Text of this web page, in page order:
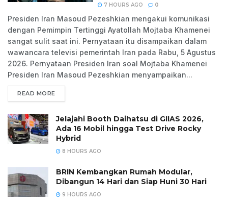
7 HOURS AGO
0
Presiden Iran Masoud Pezeshkian mengakui komunikasi
dengan Pemimpin Tertinggi Ayatollah Mojtaba Khamenei
sangat sulit saat ini. Pernyataan itu disampaikan dalam
wawancara televisi pemerintah Iran pada Rabu, 5 Agustus
2026. Pernyataan Presiden Iran soal Mojtaba Khamenei
Presiden Iran Masoud Pezeshkian menyampaikan...
READ MORE
Jelajahi Booth Daihatsu di GIIAS 2026,
Ada 16 Mobil hingga Test Drive Rocky
Hybrid
8 HOURS AGO
BRIN Kembangkan Rumah Modular,
Dibangun 14 Hari dan Siap Huni 30 Hari
9 HOURS AGO